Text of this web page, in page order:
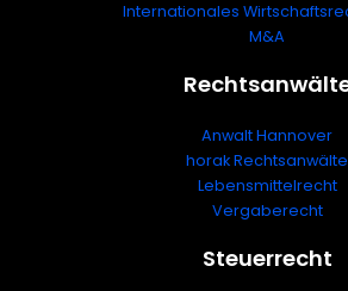
Internationales
M&A
Anwalt Hannover
horak Rechtsanwälte
Lebensmittelrecht
Vergaberecht
Steuerrecht